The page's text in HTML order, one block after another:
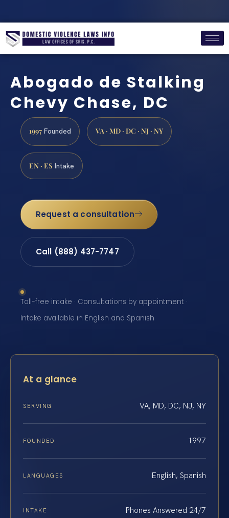
Abogado de Stalking
Chevy Chase, DC
1997 Founded VA · MD · DC · NJ · NY
EN · ES Intake
Request a consultation
Call (888) 437-7747
Toll-free intake · Consultations by appointment ·
Intake available in English and Spanish
At a glance
SERVING VA, MD, DC, NJ, NY
FOUNDED 1997
LANGUAGES English, Spanish
INTAKE Phones Answered 24/7